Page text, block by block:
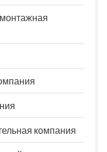
компания